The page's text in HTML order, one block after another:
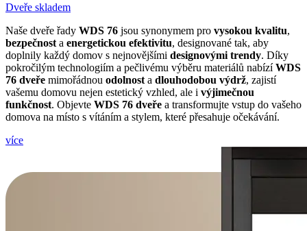
Dveře skladem
Naše dveře řady WDS 76 jsou synonymem pro vysokou kvalitu,
bezpečnost a energetickou efektivitu, designované tak, aby
doplnily každý domov s nejnovějšími designovými trendy. Díky
pokročilým technologiím a pečlivému výběru materiálů nabízíWDS
76 dveře mimořádnou odolnost a dlouhodobou výdrž, zajistí
vašemu domovu nejen estetický vzhled, ale i výjimečnou
funkčnost. Objevte WDS 76 dveře a transformujte vstup do vašeho
domova na místo s vítáním a stylem, které přesahuje očekávání.
více